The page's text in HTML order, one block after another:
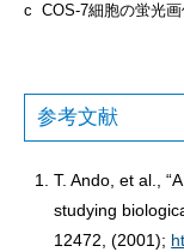
c COS-7細胞の蛍光画
参考文献
T. Ando, et al.,
studying
12472, (2001);